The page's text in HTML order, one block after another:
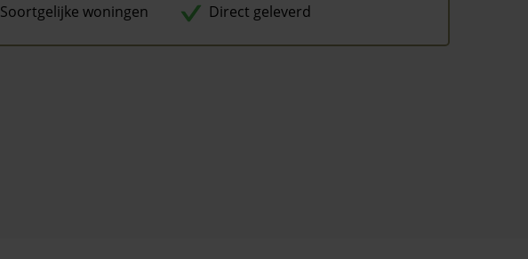
Soortgelijke woningen
Direct geleverd